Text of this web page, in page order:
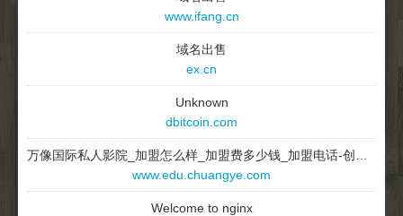
www.ifang.cn
域名出售
ex.cn
Unknown
dbitcoin.com
www.edu.chuangye.com
Welcome to nginx